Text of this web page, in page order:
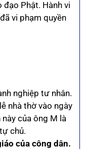
đạo Phật. Hành vi
vi phạm quyền
nghiệp tư nhân.
nhà thờ vào ngày
của ông M là
chủ.
của công dân.